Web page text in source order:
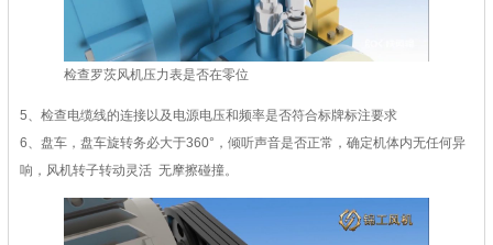
检查罗茨风机压力表是否在零位
5、检查电缆线的连接以及电源电压和频率是否符合标牌标注要求
6、盘车，盘车旋转务必大于360°，倾听声音是否正常，确定机体内无任何异
响，风机转子转动灵活 无摩擦碰撞。